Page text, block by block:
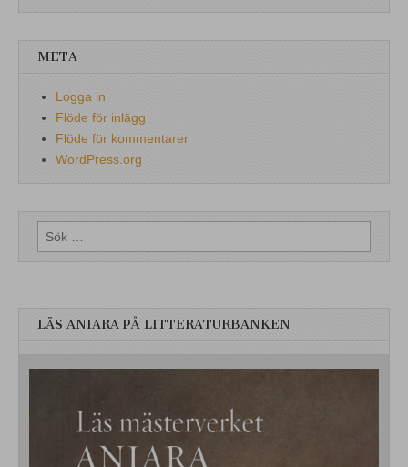
META
Logga in
Flöde för inlägg
Flöde för kommentarer
WordPress.org
Sök
efter:
LÄS ANIARA PÅ LITTERATURBANKEN